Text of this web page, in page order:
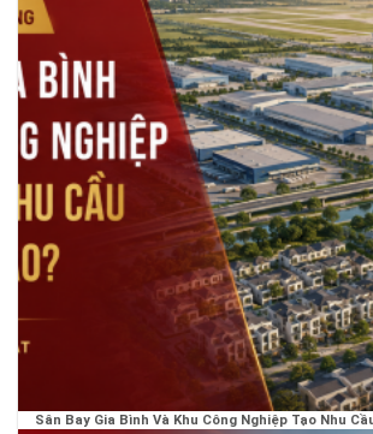
Sân Bay Gia Bình Và Khu Công Nghiệp Tạo Nhu